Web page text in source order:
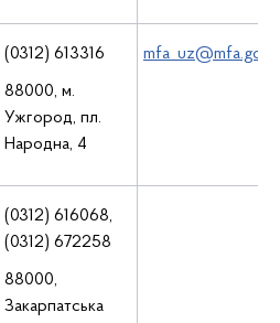
(0312) 613316
88000, м.
Ужгород, пл.
Народна, 4
(0312) 616068,
(0312) 672258
88000,
Закарпатська